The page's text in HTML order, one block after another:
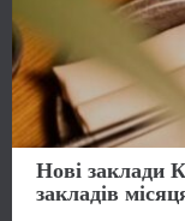
Нові заклади
закладів